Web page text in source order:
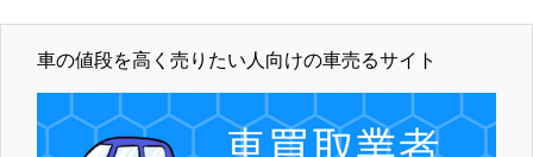
車の値段を高く売りたい人向けの車売るサイト